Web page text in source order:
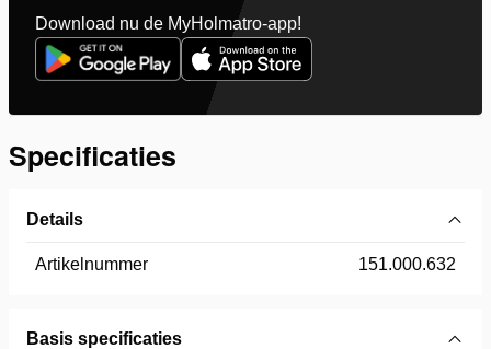
Download nu de MyHolmatro-app!
Specificaties
Details
Artikelnummer 151.000.632
Basis specificaties